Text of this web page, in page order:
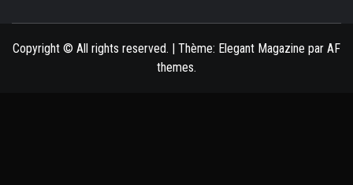
Copyright © All rights reserved. | Thème: Elegant Magazine par AF
themes.